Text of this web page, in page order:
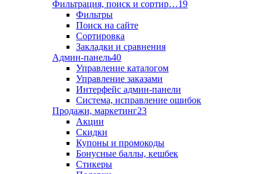
Фильтрация, поиск и сортир…19
Фильтры
Поиск на сайте
Сортировка
Закладки и сравнения
Админ-панель40
Управление каталогом
Управление заказами
Интерфейс админ-панели
Система, исправление ошибок
Продажи, маркетинг23
Акции
Скидки
Купоны и промокоды
Бонусные баллы, кешбек
Стикеры